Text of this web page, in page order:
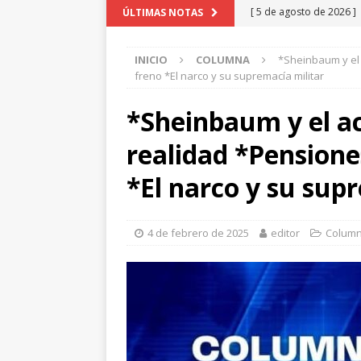
ÚLTIMAS NOTAS [ 5 de agosto de 2026 ]
[ 5 de agosto de 2026 ]
[ 5 de agosto de 2026 ]
*Filtraciones con
con precaución
[ 5 de agosto de 2026 ]
INICIO COLUMNA
*Sheinbaum y
freno *El narco y su supremacía militar
*Sheinbaum y el
realidad
*El narco y su
4 de febrero de 2025 editor